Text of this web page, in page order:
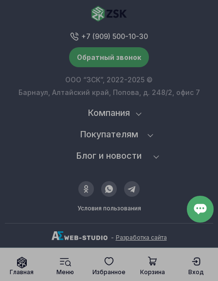
Условия пользования
Компания
Покупателям
Блог и новости
+7 (909) 500-10-30
Обратный звонок
ООО “ЗСК”, 2022-2025 ©
Барнаул, Алтайский край, Попова, д. 248/2, офис 7
- Разработка сайта
Главная Меню Избранное Корзина Вход